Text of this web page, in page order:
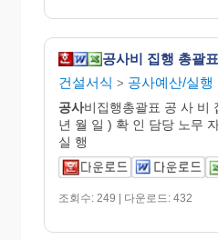
공사비 집행 총괄표
건설서식 > 공사예산/실행
공사비집행총괄표 공 사 비
년 월 일 ) 확 인 담당 노무
실 행
조회수: 249 | 다운로드: 432